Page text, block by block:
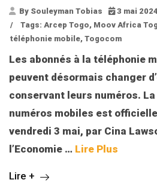
By Souleyman Tobias
3 mai 2024
/
Tags: Arcep Togo, Moov Africa
téléphonie mobile, Togocom
Les abonnés à la téléphonie
peuvent désormais changer
conservant leurs numéros.
numéros mobiles est
vendredi 3 mai, par Cina
l’Economie … Lire Plus
Lire +